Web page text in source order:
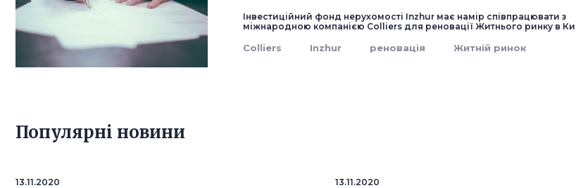
Інвестиційний фонд нерухомості Inzhur має намір співпрацювати з
міжнародною компанією Colliers для реновації Житнього ринку в
Colliers Inzhur реновація Житній ринок
Популярнi новини
13.11.2020 13.11.2020